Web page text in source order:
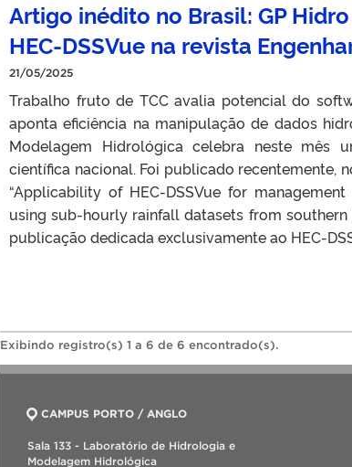
Artigo inédito no Brasil: GP
HEC-DSSVue na revista
21/05/2025
Trabalho fruto de TCC avalia potencial do
aponta eficiência na manipulação de dados
Modelagem Hidrológica celebra neste mês
científica nacional. Foi publicado recentemente,
“Applicability of HEC-DSSVue for
using sub-hourly rainfall datasets from
publicação dedicada exclusivamente ao HEC-
Exibindo registro(s) 1 a 6 de 6 encontrado(s).
CAMPUS PORTO / ANGLO
Sala 133 - Laboratório de Hidrologia e
Modelagem Hidrológica